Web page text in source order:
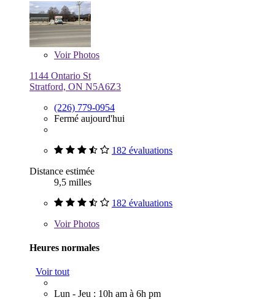
VoirPhotos
1144 Ontario St
Stratford, ON N5A6Z3
(226) 779-0954
Fermé aujourd'hui
182 évaluations
Distance estimée
9,5 milles
182 évaluations
VoirPhotos
Heures normales
Voir tout
Lun - Jeu : 10h am à 6h pm